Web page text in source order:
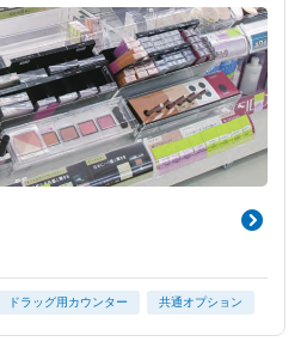
ドラッグ用カウンター 共通オプション